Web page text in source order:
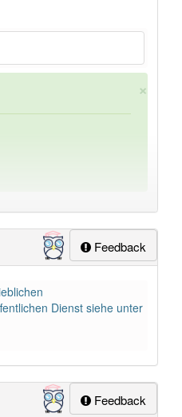
×
anderen Artikel
Feedback
Dienst siehe unter
Feedback